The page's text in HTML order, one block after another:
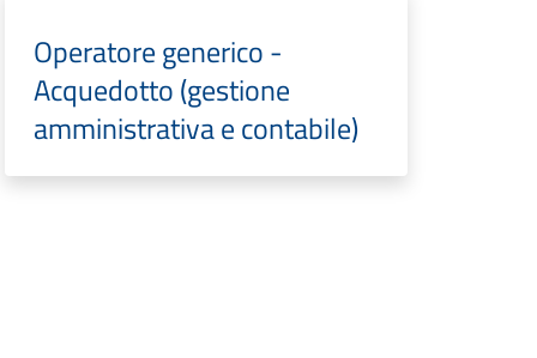
Operatore generico -
Acquedotto (gestione
amministrativa e contabile)